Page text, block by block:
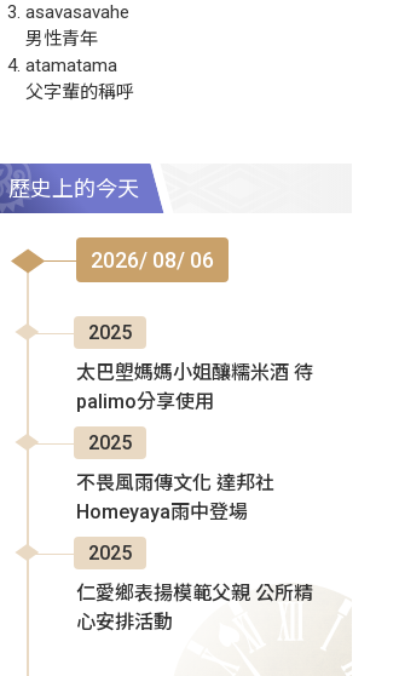
asavasavahe
男性青年
atamatama
父字輩的稱呼
歷史上的今天
2026/ 08/ 06
2025
太巴塱媽媽小姐釀糯米酒 待
palimo分享使用
2025
不畏風雨傳文化 達邦社
Homeyaya雨中登場
2025
仁愛鄉表揚模範父親 公所精
心安排活動